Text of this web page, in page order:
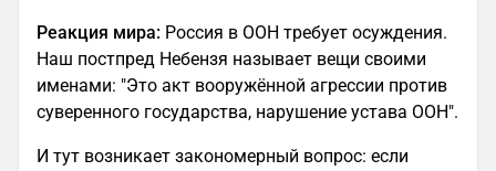
Реакция мира: Россия в ООН требует осуждения.
Наш постпред Небензя называет вещи своими
именами: "Это акт вооружённой агрессии против
суверенного государства, нарушение устава ООН".
И тут возникает закономерный вопрос: если